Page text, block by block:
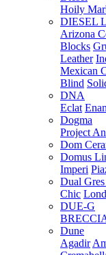
Hoily
DIESEL
Arizona
Blocks
Leather
Mexican
Blind
DNA
Eclat
Dogma
Project
Dom
Domus
Imperi
Dual
Chic
DUE-G
Dune
Agadir